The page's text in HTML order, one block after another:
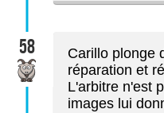
58
Carillo plonge
réparation et
L'arbitre n'est
images lui